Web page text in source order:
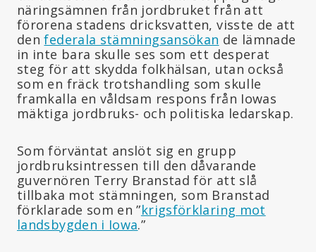
näringsämnen från jordbruket från att
förorena stadens dricksvatten, visste de att
denfederala stämningsansökan de lämnade
in inte bara skulle ses som ett desperat
steg för att skydda folkhälsan, utan också
som en fräck trotshandling som skulle
framkalla en våldsam respons från Iowas
mäktiga jordbruks- och politiska ledarskap.
Som förväntat anslöt sig en grupp
jordbruksintressen till den dåvarande
guvernören Terry Branstad för att slå
tillbaka mot stämningen, som Branstad
förklarade som en ”krigsförklaring mot
landsbygden i Iowa.”